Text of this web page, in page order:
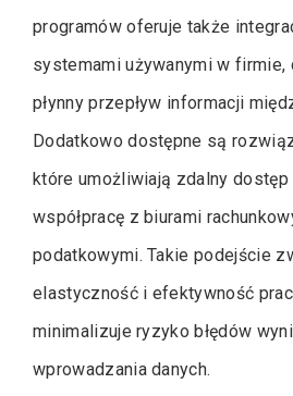
programów oferuje także
systemami używanymi w firmie,
płynny przepływ informacji
Dodatkowo dostępne są
które umożliwiają zdalny dostęp
współpracę z biurami
podatkowymi. Takie podejście
elastyczność i efektywność
minimalizuje ryzyko błędów
wprowadzania danych.